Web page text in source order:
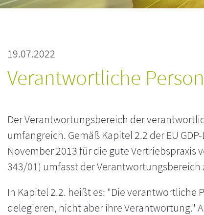
19.07.2022
Verantwortliche
Der Verantwortungsbereich der
umfangreich. Gemäß Kapitel 2.2 der EU
November 2013 für die gute Vertriebspraxis
343/01) umfasst der Verantwortungsbereich
In Kapitel 2.2. heißt es: "Die verantwortliche
delegieren, nicht aber ihre Verantwortung."